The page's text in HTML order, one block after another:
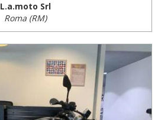
L.a.moto Srl
Roma (RM)